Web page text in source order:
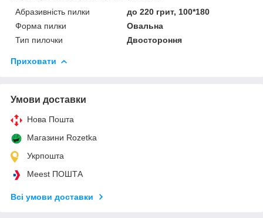
Абразивність пилки
до 220 грит, 100*180
Форма пилки
Овальна
Тип пилочки
Двостороння
Приховати
Умови доставки
Нова Пошта
Магазини Rozetka
Укрпошта
Meest ПОШТА
Всі умови доставки